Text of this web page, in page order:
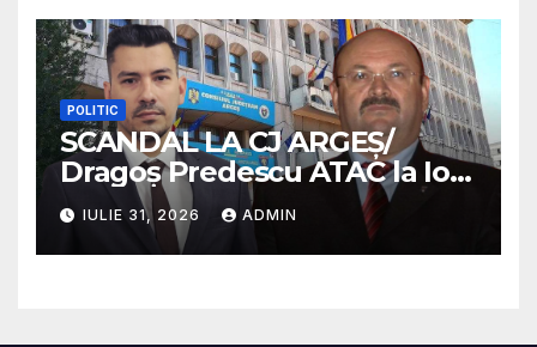
POLITIC
SCANDAL LA CJ ARGEȘ/
Dragoș Predescu ATAC la Ion
Mînzînă/ „PSD a instaurat
cenzura la Consiliul Județean
Argeș”
IULIE 31, 2026 ADMIN